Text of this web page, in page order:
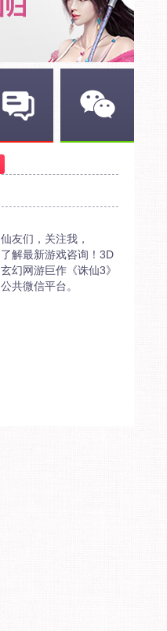
仙友们，关注我，
了解最新游戏咨询！3D
玄幻网游巨作《诛仙3》
公共微信平台。